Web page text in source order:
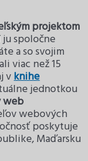
projektom
spoločne
a so svojim
viac než 15
vknihe
jednotkou
web
webových
poskytuje
Maďarsku